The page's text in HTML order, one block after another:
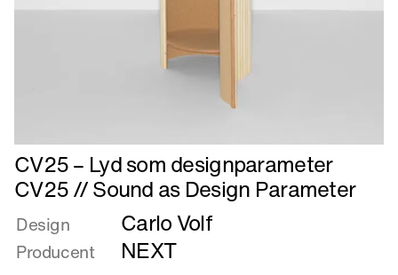
Læs
mere
om
CV25
Lyd
CV25 – Lyd som designparameter
CV25 // Sound as Design Parameter
Design Carlo Volf
Producent NEXT